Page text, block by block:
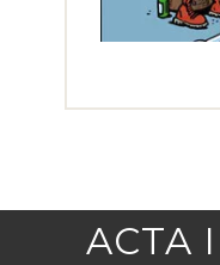
ACTA